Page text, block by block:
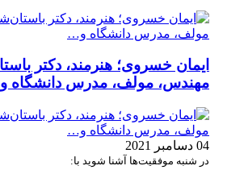
ایمان خسروی؛ هنرمند، دکتر
مهندس، مولف، مدرس دانشگاه
04 دسامبر 2021
در شنبه موفقیت‌ها آشنا شوید با: